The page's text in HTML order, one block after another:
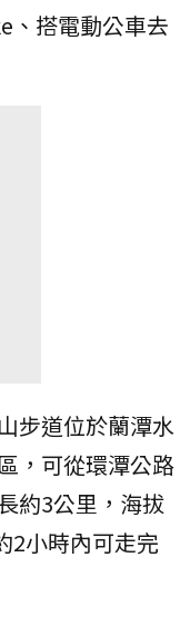
、搭電動公車去
步道位於蘭潭水
，可從環潭公路
約3公里，海拔
2小時內可走完